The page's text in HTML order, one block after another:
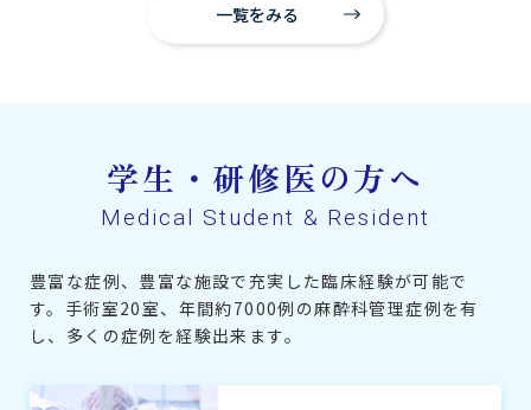
一覧をみる
学生・研修医の方へ
Medical Student & Resident
豊富な症例、豊富な施設で充実した臨床経験が可能で
す。 手術室20室、年間約7000例の麻酔科管理症例を有
し、多くの症例を経験出来ます。